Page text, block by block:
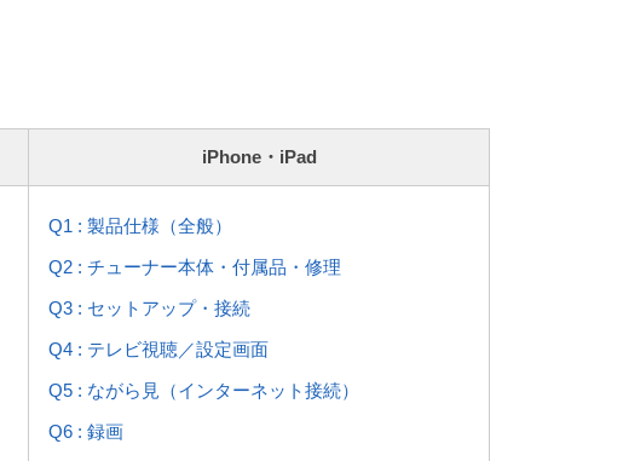
iPhone・iPad
Q1 : 製品仕様（全般）
Q2 : チューナー本体・付属品・修理
Q3 : セットアップ・接続
Q4 : テレビ視聴／設定画面
Q5 : ながら見（インターネット接続）
Q6 : 録画